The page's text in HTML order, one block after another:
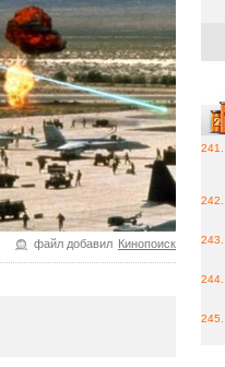
файл добавил Кинопоиск
241.
242.
243.
244.
245.